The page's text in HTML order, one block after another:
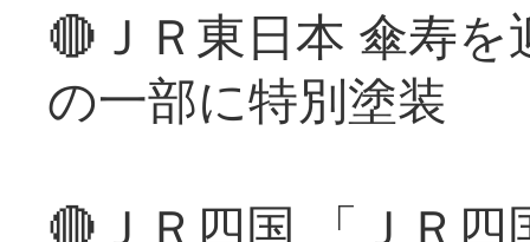
🔴ＪＲ東日本 傘寿
の一部に特別塗装
🔴ＪＲ四国 「ＪＲ